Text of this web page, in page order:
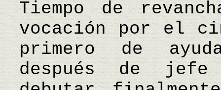
Tiempo de
vocación por el
primero de
después de